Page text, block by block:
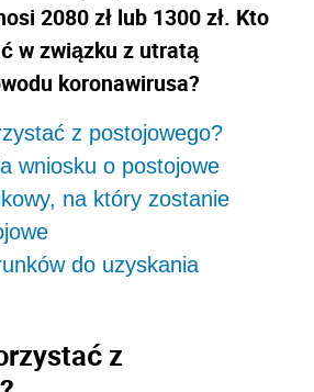
2080 zł lub 1300 zł. Kto
w związku z utratą
koronawirusa?
z postojowego?
wniosku o postojowe
na który zostanie
do uzyskania
z